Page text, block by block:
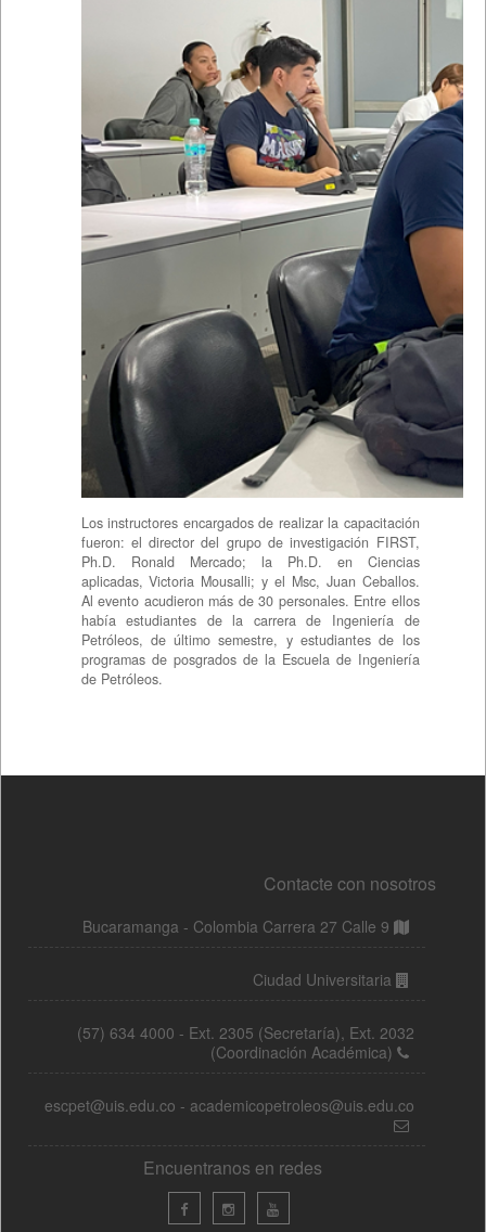
Contacte con nosotros
Bucaramanga - Colombia Carrera 27 Calle 9
Ciudad Universitaria
(57) 634 4000 - Ext. 2305 (Secretaría), Ext. 2032
(Coordinación Académica)
escpet@uis.edu.co - academicopetroleos@uis.edu.co
Encuentranos en redes